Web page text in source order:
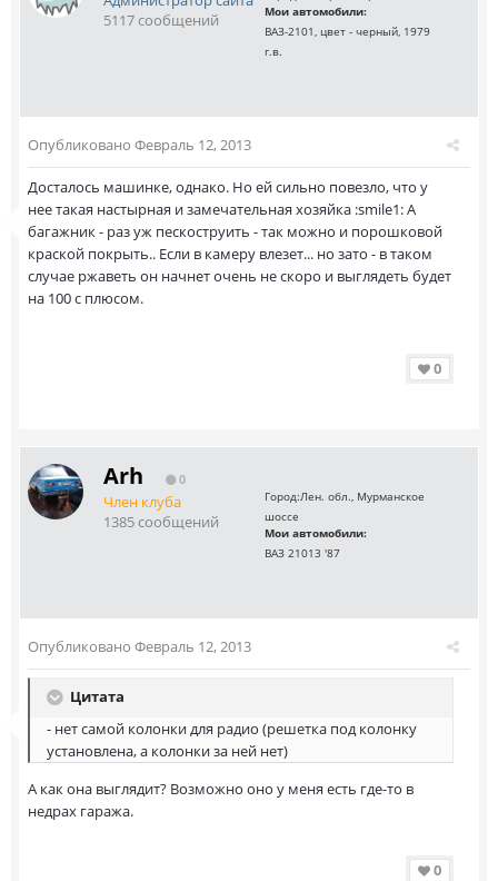
5117 сообщений
Мои автомобили:
ВАЗ-2101, цвет - черный, 1979
г.в.
Опубликовано Февраль 12, 2013
Досталось машинке, однако. Но ей сильно повезло, что у
нее такая настырная и замечательная хозяйка :smile1: А
багажник - раз уж пескоструить - так можно и порошковой
краской покрыть.. Если в камеру влезет... но зато - в таком
случае ржаветь он начнет очень не скоро и выглядеть будет
на 100 с плюсом.
0
Arh 0
Член клуба
1385 сообщений
Город:Лен. обл., Мурманское
шоссе
Мои автомобили:
ВАЗ 21013 '87
Опубликовано Февраль 12, 2013
Цитата
- нет самой колонки для радио (решетка под колонку
установлена, а колонки за ней нет)
А как она выглядит? Возможно оно у меня есть где-то в
недрах гаража.
0